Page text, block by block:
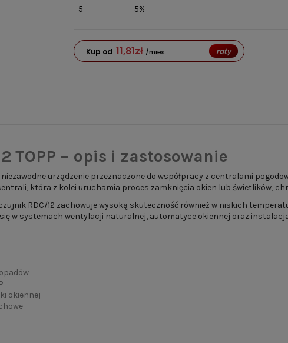
5
5%
Kup od 11,81zł /mies. raty
TOPP – opis i zastosowanie
niezawodne urządzenie przeznaczone do współpracy z centralami
która z kolei uruchamia proces zamknięcia okien lub świetlików,
RDC/12 zachowuje wysoką skuteczność również w niskich
w systemach wentylacji naturalnej, automatyce okiennej oraz
okiennej